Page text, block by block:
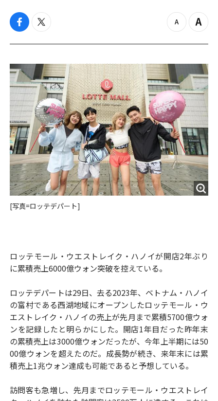
f
c
b
o
o
k
t
i
t
e
r
z
o
o
u
t
Z
o
i
n
[写真=ロッテデパート]
ロッテモール・ウエストレイク・ハノイが開店2年ぶり
に累積売上6000億ウォン突破を控えている。
ロッテデパートは29日、去る2023年、ベトナム・ハノイ
の富村である西湖地域にオープンしたロッテモール・ウ
エストレイク・ハノイの売上が先月まで累積5700億ウォ
ンを記録したと明らかにした。開店1年目だった昨年末
の累積売上は3000億ウォンだったが、今年上半期には50
00億ウォンを超えたのだ。成長勢が続き、来年末には累
積売上1兆ウォン達成も可能であると予想している。
訪問客も急増し、先月までロッテモール・ウエストレイ